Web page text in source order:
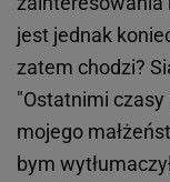
jest jednak
zatem chodzi?
"Ostatnimi czasy
mojego
bym